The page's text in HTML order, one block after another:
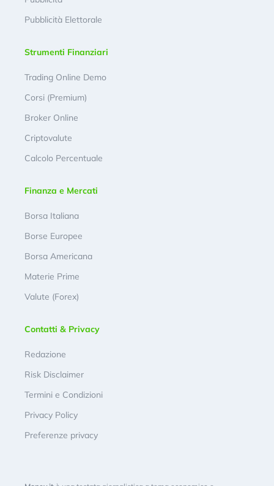
Pubblicità Elettorale
Strumenti Finanziari
Trading Online Demo
Corsi (Premium)
Broker Online
Criptovalute
Calcolo Percentuale
Finanza e Mercati
Borsa Italiana
Borse Europee
Borsa Americana
Materie Prime
Valute (Forex)
Contatti & Privacy
Redazione
Risk Disclaimer
Termini e Condizioni
Privacy Policy
Preferenze privacy